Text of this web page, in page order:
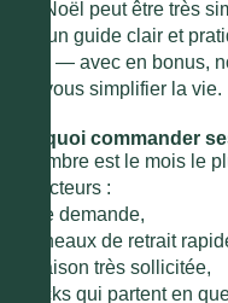
pour Noël peut être très
Voici un guide clair et
stress — avec en bonus,
pour vous simplifier la vie.
Pourquoi commander
Décembre est le mois le
producteurs :
● forte demande,
créneaux de retrait
livraison très sollicitée,
stocks qui partent en